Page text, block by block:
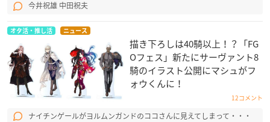
キャラクターデザイン：細居美恵子・黄瀬和哉・温泉中也
サブキャラクターデザイン：乘田拓茂・山本彩
総作画監督：黄瀬和哉
プロップデザイン：吉田大洋・原由知
美術設計：小木斉之・イノセユキエ
コンセプトアートデザイン：coralie nagel・竹内敦志
美術監督：甲斐政俊・中村豪希・若松栄司
色彩設計：関本美津子
今井祝雄 中田祝夫
オタ活・推し活 ニュース
描き下ろしは40騎以上！？「FG
Oフェス」新たにサーヴァント8
騎のイラスト公開にマシュがフ
ォウくんに！
12コメント
ナイチンゲールがヨルムンガンドのココさんに見えてしまって・・・